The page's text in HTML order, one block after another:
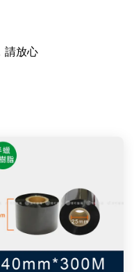
請放心